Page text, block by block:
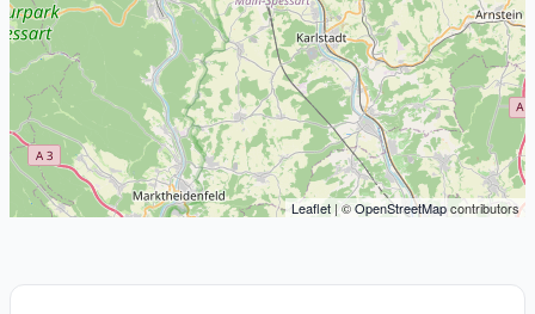
Leaflet | ©OpenStreetMapcontributors